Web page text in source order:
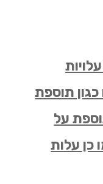
תוספת
על
כן עלות